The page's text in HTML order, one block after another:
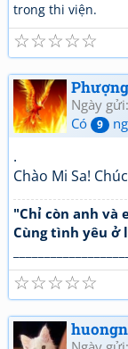
trong thi viện.
☆
☆
☆
☆
☆
Ngày
Có
9
.
Chào Mi Sa!
"Chỉ còn anh và
Cùng tình yêu ở
☆
☆
☆
☆
☆